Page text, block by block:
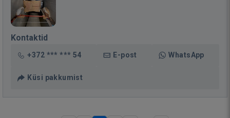
Kontaktid
+372 *** *** 54 E-post WhatsApp
Küsi pakkumist